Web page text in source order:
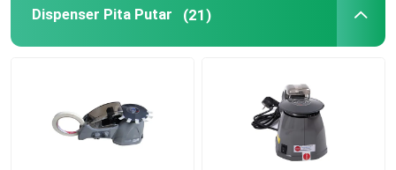
Dispenser Pita Putar (21)